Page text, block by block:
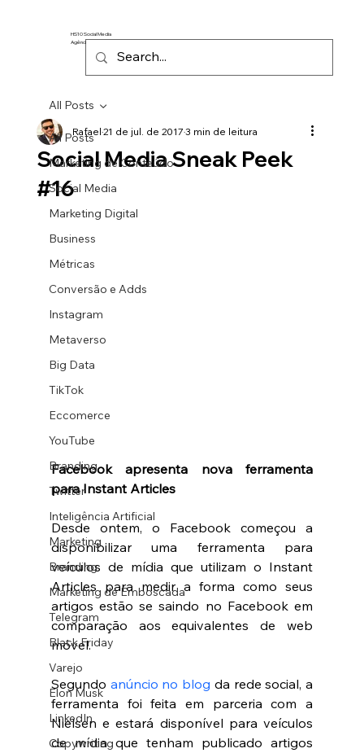
HS10 Social Media
Agência de Marketing Digital
All Posts
Marketing de Conteúdo
Social Media
Marketing Digital
Business
Métricas
Conversão e Adds
Instagram
Metaverso
Big Data
TikTok
Eccomerce
YouTube
Branding
Twitter
Inteligência Artificial
Marketing
Branding
Marketing de Emboscada
Telegram
Black Friday
Varejo
Elon Musk
LinkedIn
Copywriting
All Posts
Social Media Sneak Peek
#16
Rafael21 de jul. de 20173 min de leitura
Facebook apresenta nova ferramenta
para Instant Articles
Desde ontem, o Facebook começou a
disponibilizar uma ferramenta para
veículos de mídia que utilizam o Instant
Articles para medir a forma como seus
artigos estão se saindo no Facebook em
comparação aos equivalentes de web
móvel.
Segundo anúncio no blog da rede social, a
ferramenta foi feita em parceria com a
Nielsen e estará disponível para veículos
de mídia que tenham publicado artigos